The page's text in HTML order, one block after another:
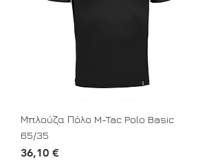
Μπλούζα Πόλο M-Tac Polo Basic
65/35
Τιμή
36,10 €